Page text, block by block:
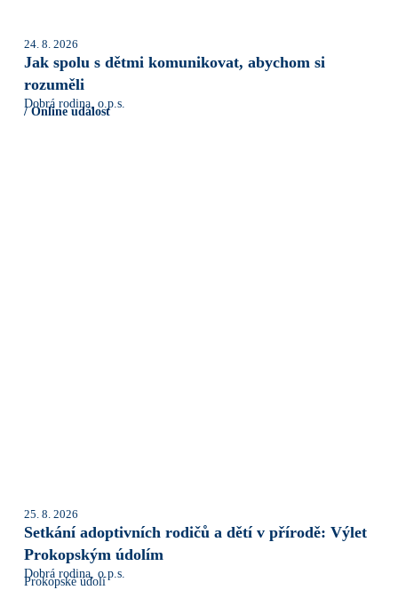
24. 8. 2026
Jak spolu s dětmi komunikovat, abychom si
rozuměli
Dobrá rodina, o.p.s.
/ Online událost
25. 8. 2026
Setkání adoptivních rodičů a dětí v přírodě: Výlet
Prokopským údolím
Dobrá rodina, o.p.s.
Prokopské údolí